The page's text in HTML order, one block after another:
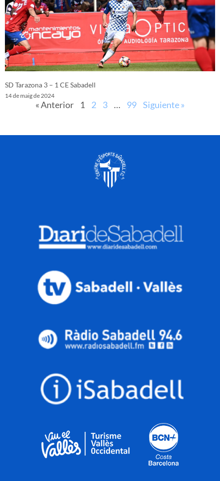
SD Tarazona 3 – 1 CE Sabadell
14 de maig de 2024
« Anterior 1 2 3 … 99 Siguiente »